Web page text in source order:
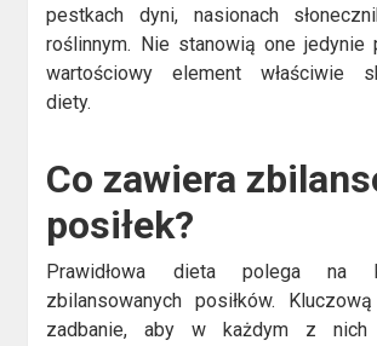
pestkach dyni, nasionach
roślinnym. Nie stanowią one jedynie
wartościowy element właściwie
diety.
Co zawiera
posiłek?
Prawidłowa dieta polega na
zbilansowanych posiłków.
zadbanie, aby w każdym z nich